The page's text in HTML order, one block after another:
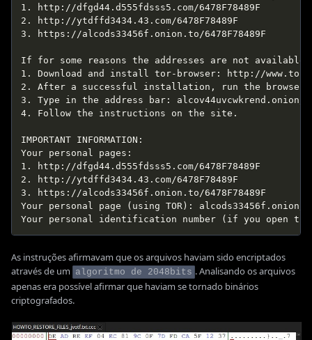
1. http://dfgd44.d555fdsss5.com/6478F78489F
2. http://ytdffd3434.43.com/6478F78489F
3. https://alcods33456f.onion.to/6478F78489F
If for some reasons the addresses are not
1. Download and install tor-browser: http://
2. After a successful installation, run the
3. Type in the address bar: alcov44uvcwkrend.onion/
4. Follow the instructions on the site.
IMPORTANT INFORMATION:
Your personal pages:
1. http://dfgd44.d555fdsss5.com/6478F78489F
2. http://ytdffd3434.43.com/6478F78489F
3. https://alcods33456f.onion.to/6478F78489F
Your personal page (using TOR): alcods33456f.onion/
As instruções afirmavam que os arquivos haviam sido encriptados
através de um algoritmo de 2048bits . Analisando os arquivos
apenas era possível afirmar que haviam se tornado binários
criptografados.